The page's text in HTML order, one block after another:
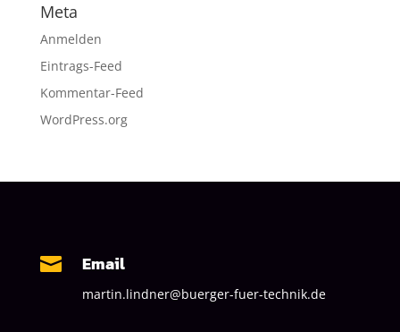
Meta
Anmelden
Eintrags-Feed
Kommentar-Feed
WordPress.org
 Email
martin.lindner@buerger-fuer-technik.de